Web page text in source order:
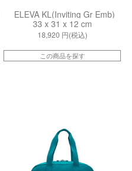
ELEVA KL(Inviting Gr Emb)
33 x 31 x 12 cm
18,920 円(税込)
この商品を探す